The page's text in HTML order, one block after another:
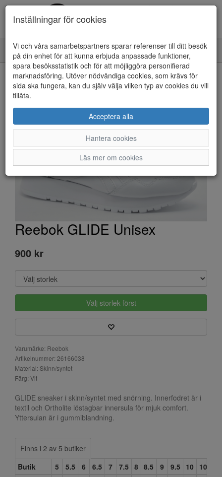
Toggle
navigation
HEM
Reebok GLIDE Unisex
900 kr
Välj storlek först
Varumärke: Reebok
Artikelnummer: 26166038
Material: Skinn/syntet
Färg: Vit
GLIDE sneaker i skinn/syntet med snörning. Innerfodret är i
textil och Ortholite löstagbar innersula för mjuk comfort.
Yttersulan är i gummiblandning.
Finns i 2 av 5 butiker
Butik
5 5.5 6 6.5 7 7.5 8 8.5 9 9.5 10 10.5
Inställningar för cookies
Vi och våra samarbetspartners sparar referenser till ditt besök
på din enhet för att kunna erbjuda anpassade funktioner,
spara besöksstatistik och för att möjliggöra personifierad
marknadsföring. Utöver nödvändiga cookies, som krävs för
sida ska fungera, kan du själv välja vilken typ av cookies du vill
tillåta.
Acceptera alla
Hantera cookies
Läs mer om cookies